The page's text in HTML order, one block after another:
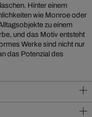
Hinter einem
wie Monroe oder
zu einem
und das Motiv entsteht
Werke sind nicht nur
das Potenzial des